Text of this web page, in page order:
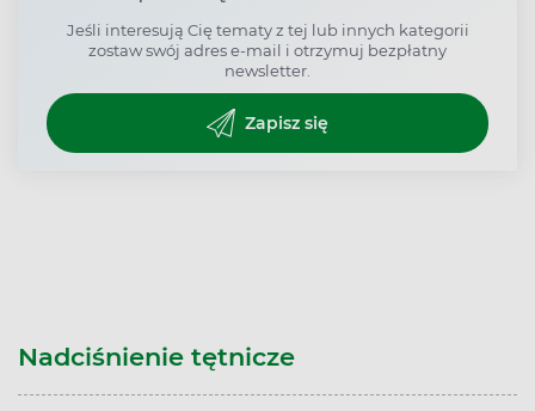
Jeśli interesują Cię tematy z tej lub innych kategorii
zostaw swój adres e-mail i otrzymuj bezpłatny
newsletter.
Zapisz się
Nadciśnienie tętnicze